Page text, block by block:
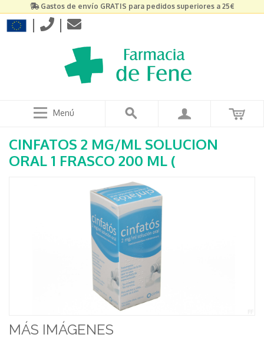
Gastos de envío GRATIS para pedidos superiores a 25€
| |
Menú
CINFATOS 2 MG/ML SOLUCION
ORAL 1 FRASCO 200 ML (
MÁS IMÁGENES